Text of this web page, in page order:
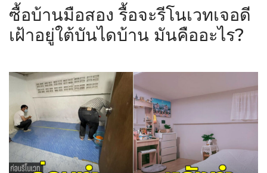
ซื้อบ้านมือสอง รื้อจะรีโนเวทเจอดี
เฝ้าอยู่ใต้บันไดบ้าน มันคืออะไร?